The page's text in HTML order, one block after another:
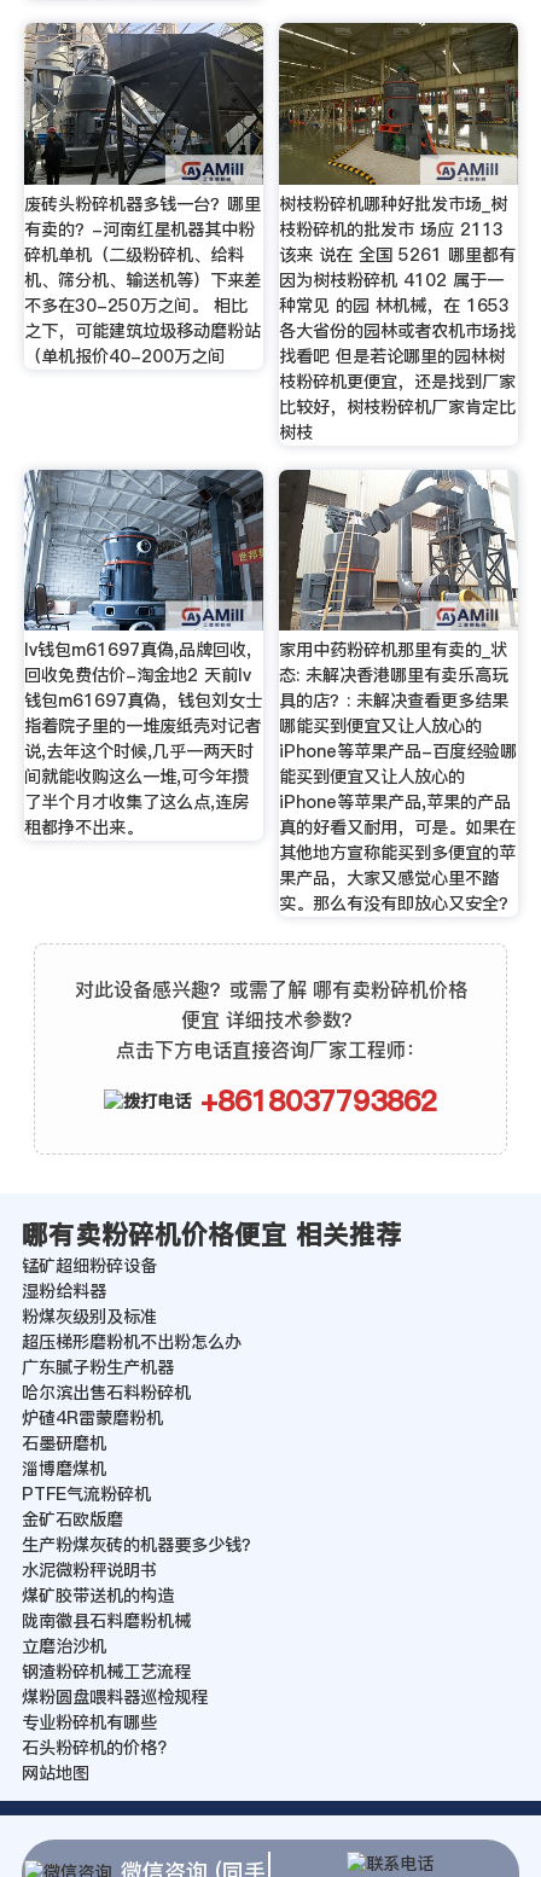
废砖头粉碎机器多钱一台？哪里
有卖的？-河南红星机器其中粉
碎机单机（二级粉碎机、给料
机、筛分机、输送机等）下来差
不多在30-250万之间。 相比
之下，可能建筑垃圾移动磨粉站
（单机报价40-200万之间
树枝粉碎机哪种好批发市场_树
枝粉碎机的批发市 场应 2113
该来 说在 全国 5261 哪里都有
因为树枝粉碎机 4102 属于一
种常见 的园 林机械，在 1653
各大省份的园林或者农机市场找
找看吧 但是若论哪里的园林树
枝粉碎机更便宜，还是找到厂家
比较好，树枝粉碎机厂家肯定比
树枝
lv钱包m61697真偽,品牌回收,
回收免费估价-淘金地2 天前lv
钱包m61697真偽，钱包刘女士
指着院子里的一堆废纸壳对记者
说,去年这个时候,几乎一两天时
间就能收购这么一堆,可今年攒
了半个月才收集了这么点,连房
租都挣不出来。
家用中药粉碎机那里有卖的_状
态: 未解决香港哪里有卖乐高玩
具的店？: 未解决查看更多结果
哪能买到便宜又让人放心的
iPhone等苹果产品-百度经验哪
能买到便宜又让人放心的
iPhone等苹果产品,苹果的产品
真的好看又耐用，可是。如果在
其他地方宣称能买到多便宜的苹
果产品，大家又感觉心里不踏
实。那么有没有即放心又安全？
对此设备感兴趣？或需了解 哪有卖粉碎机价格
便宜 详细技术参数？
点击下方电话直接咨询厂家工程师：
+8618037793862
哪有卖粉碎机价格便宜 相关推荐
锰矿超细粉碎设备
湿粉给料器
粉煤灰级别及标准
超压梯形磨粉机不出粉怎么办
广东腻子粉生产机器
哈尔滨出售石料粉碎机
炉碴4R雷蒙磨粉机
石墨研磨机
淄博磨煤机
PTFE气流粉碎机
金矿石欧版磨
生产粉煤灰砖的机器要多少钱？
水泥微粉秤说明书
煤矿胶带送机的构造
陇南徽县石料磨粉机械
立磨治沙机
钢渣粉碎机械工艺流程
煤粉圆盘喂料器巡检规程
专业粉碎机有哪些
石头粉碎机的价格?
网站地图